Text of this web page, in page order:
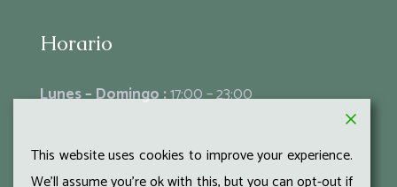
Horario
Lunes – Domingo :17:00 – 23:00
This website uses cookies to improve your experience.
We'll assume you're ok with this, but you can opt-out if